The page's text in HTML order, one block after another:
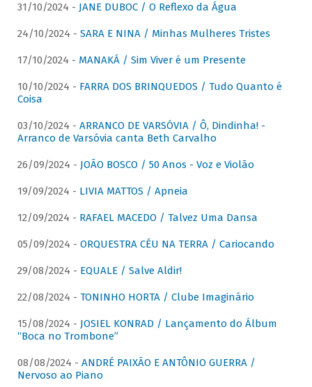
31/10/2024 - JANE DUBOC / O Reflexo da Água
24/10/2024 - SARA E NINA / Minhas Mulheres Tristes
17/10/2024 - MANAKÁ / Sim Viver é um Presente
10/10/2024 - FARRA DOS BRINQUEDOS / Tudo Quanto é
Coisa
03/10/2024 - ARRANCO DE VARSÓVIA / Ô, Dindinha! -
Arranco de Varsóvia canta Beth Carvalho
26/09/2024 - JOÃO BOSCO / 50 Anos - Voz e Violão
19/09/2024 - LIVIA MATTOS / Apneia
12/09/2024 - RAFAEL MACEDO / Talvez Uma Dansa
05/09/2024 - ORQUESTRA CÉU NA TERRA / Cariocando
29/08/2024 - EQUALE / Salve Aldir!
22/08/2024 - TONINHO HORTA / Clube Imaginário
15/08/2024 - JOSIEL KONRAD / Lançamento do Álbum
“Boca no Trombone”
08/08/2024 - ANDRÉ PAIXÃO E ANTÔNIO GUERRA /
Nervoso ao Piano